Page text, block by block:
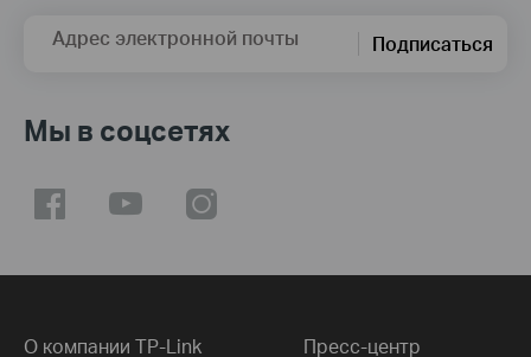
Адрес электронной почты Подписаться
Мы в соцсетях
О компании TP-Link Пресс-центр